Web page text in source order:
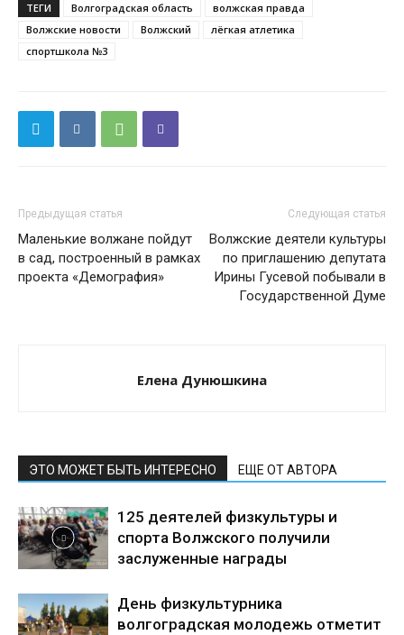
ТЕГИ Волгоградская область
волжская правда
Волжские новости
Волжский
лёгкая атлетика
спортшкола №3
Предыдущая статья
Маленькие волжане пойдут
в сад, построенный в рамках
проекта «Демография»
Следующая статья
Волжские деятели культуры
по приглашению депутата
Ирины Гусевой побывали в
Государственной Думе
Елена Дунюшкина
ЭТО МОЖЕТ БЫТЬ ИНТЕРЕСНО ЕЩЕ ОТ АВТОРА
125 деятелей физкультуры и
спорта Волжского получили
заслуженные награды
День физкультурника
волгоградская молодежь отметит